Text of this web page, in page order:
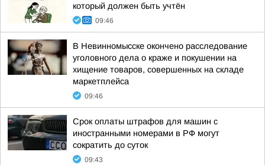
который должен быть учтён
09:46
В Невинномысске окончено расследование
уголовного дела о краже и покушении на
хищение товаров, совершенных на складе
маркетплейса
09:46
Срок оплаты штрафов для машин с
иностранными номерами в РФ могут
сократить до суток
09:43